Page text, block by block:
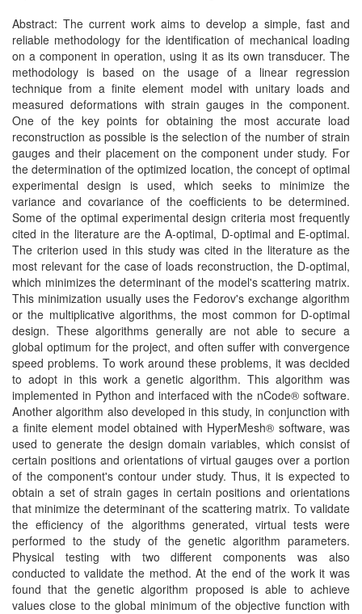
Abstract: The current work aims to develop a simple, fast and
reliable methodology for the identification of mechanical loading
on a component in operation, using it as its own transducer. The
methodology is based on the usage of a linear regression
technique from a finite element model with unitary loads and
measured deformations with strain gauges in the component.
One of the key points for obtaining the most accurate load
reconstruction as possible is the selection of the number of strain
gauges and their placement on the component under study. For
the determination of the optimized location, the concept of optimal
experimental design is used, which seeks to minimize the
variance and covariance of the coefficients to be determined.
Some of the optimal experimental design criteria most frequently
cited in the literature are the A-optimal, D-optimal and E-optimal.
The criterion used in this study was cited in the literature as the
most relevant for the case of loads reconstruction, the D-optimal,
which minimizes the determinant of the model's scattering matrix.
This minimization usually uses the Fedorov's exchange algorithm
or the multiplicative algorithms, the most common for D-optimal
design. These algorithms generally are not able to secure a
global optimum for the project, and often suffer with convergence
speed problems. To work around these problems, it was decided
to adopt in this work a genetic algorithm. This algorithm was
implemented in Python and interfaced with the nCode® software.
Another algorithm also developed in this study, in conjunction with
a finite element model obtained with HyperMesh® software, was
used to generate the design domain variables, which consist of
certain positions and orientations of virtual gauges over a portion
of the component's contour under study. Thus, it is expected to
obtain a set of strain gages in certain positions and orientations
that minimize the determinant of the scattering matrix. To validate
the efficiency of the algorithms generated, virtual tests were
performed to the study of the genetic algorithm parameters.
Physical testing with two different components was also
conducted to validate the method. At the end of the work it was
found that the genetic algorithm proposed is able to achieve
values close to the global minimum of the objective function with